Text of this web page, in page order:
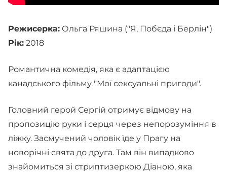
Режисерка: Ольга Ряшина ("Я, Побєда і Берлін")
Рік: 2018
Романтична комедія, яка є адаптацією
канадського фільму "Мої сексуальні пригоди".
Головний герой Сергій отримує відмову на
пропозицію руки і серця через непорозуміння в
ліжку. Засмучений чоловік їде у Прагу на
новорічні свята до друга. Там він випадково
знайомиться зі стриптизеркою Діаною, яка